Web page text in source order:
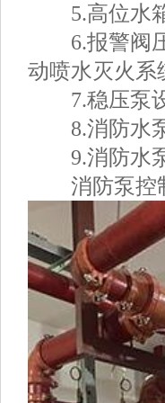
5.高位水箱
6.报警阀压
动喷水灭火系
7.稳压泵设
8.消防水泵
9.消防水泵
消防泵控制